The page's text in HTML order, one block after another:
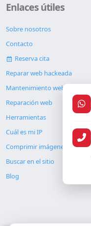
Enlaces útiles
Sobre nosotros
Contacto
Reserva cita
Reparar web hackeada
Mantenimiento web
Reparación web
Herramientas
Cuál es mi IP
Comprimir imágenes
Buscar en el sitio
Blog